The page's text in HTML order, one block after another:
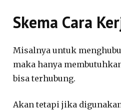
Skema Cara
Misalnya untuk
maka hanya
bisa terhubung.
Akan tetapi jika